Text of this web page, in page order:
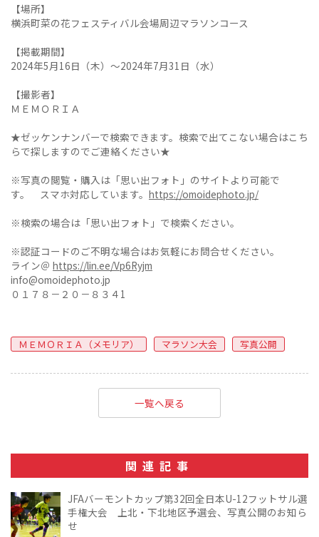
【場所】
横浜町菜の花フェスティバル会場周辺マラソンコース
【掲載期間】
2024年5月16日（木）～2024年7月31日（水）
【撮影者】
ＭＥＭＯＲＩＡ
★ゼッケンナンバーで検索できます。検索で出てこない場合はこち
らで探しますのでご連絡ください★
※写真の閲覧・購入は「思い出フォト」のサイトより可能で
す。 スマホ対応しています。 https://omoidephoto.jp/
※検索の場合は「思い出フォト」で検索ください。
※認証コードのご不明な場合はお気軽にお問合せください。
ライン＠ https://lin.ee/Vp6Ryjm
info@omoidephoto.jp
０１７８－２０－８３４1
ＭＥＭＯＲＩＡ（メモリア） マラソン大会 写真公開
一覧へ戻る
関連記事
JFAバーモントカップ第32回全日本U-12フットサル選
手権大会 上北・下北地区予選会、写真公開のお知ら
せ